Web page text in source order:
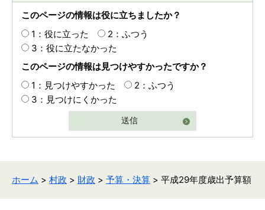
このページの情報は役に立ちましたか？
1：役に立った
2：ふつう
3：役に立たなかった
このページの情報は見つけやすかったですか？
1：見つけやすかった
2：ふつう
3：見つけにくかった
送信
ホーム > 村政 > 財政 > 予算・決算 > 平成29年度歳出予算額